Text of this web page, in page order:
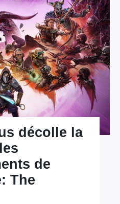
décolle la
de
The